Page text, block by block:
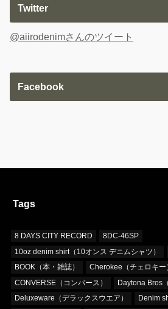
Twitter
@aiirodenimさんのツイート
Facebook
Tags
8 DAYS CITY RECORD
8DC-46SP
10oz denim shirt（10オンス デニムシャツ）
BOOK（本・雑誌）
Cherokee（チェロキー
CONVERSE（コンバース）
Daytona Bros
Deluxeware（デラックスウエア）
Denim